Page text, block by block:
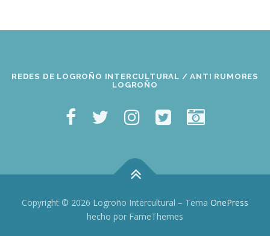
REDES DE LOGROÑO INTERCULTURAL / ANTI RUMORES
LOGROÑO
Copyright © 2026 Logroño Intercultural – Tema OnePress
hecho por FameThemes